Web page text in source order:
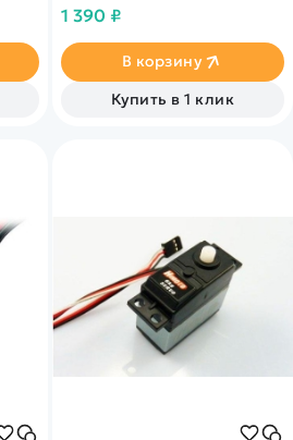
E10MT, E10XTL, E10MTL.
1 390 ₽
В корзину
Купить в 1 клик